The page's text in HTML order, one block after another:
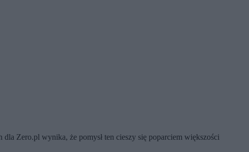
Zero.pl wynika, że pomysł ten cieszy się poparciem większości